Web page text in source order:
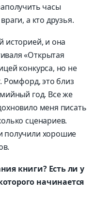
часы
а кто друзья.
историей, и она
«Открытая
конкурса, но не
Ромфорд, это близ
год. Все же
меня писать
сценариев.
получили хорошие
книги? Есть ли у
начинается